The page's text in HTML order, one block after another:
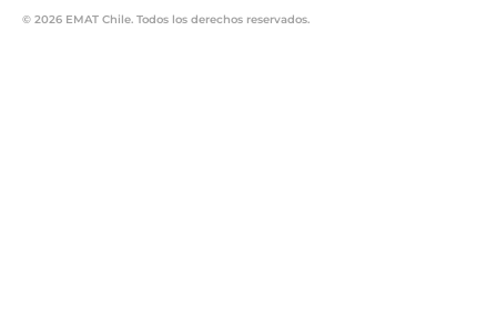
© 2026 EMAT Chile. Todos los derechos reservados.